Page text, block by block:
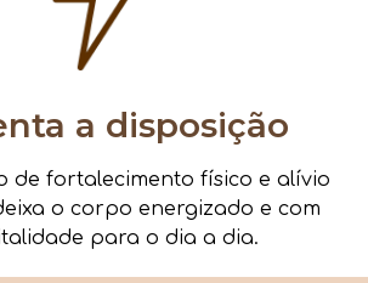
a disposição
de fortalecimento físico e alívio
o corpo energizado e com
para o dia a dia.